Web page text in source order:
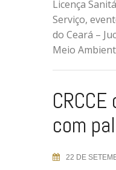
Licença
Serviço,
do Ceará –
Meio
com
22 DE